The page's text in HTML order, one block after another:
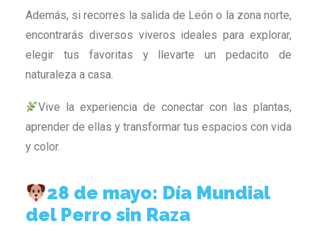
Además, si recorres la salida de León o la zona norte,
encontrarás diversos viveros ideales para explorar,
elegir tus favoritas y llevarte un pedacito de
naturaleza a casa.
Vive la experiencia de conectar con las plantas,
aprender de ellas y transformar tus espacios con vida
y color.
28 de mayo: Día Mundial
del Perro sin Raza